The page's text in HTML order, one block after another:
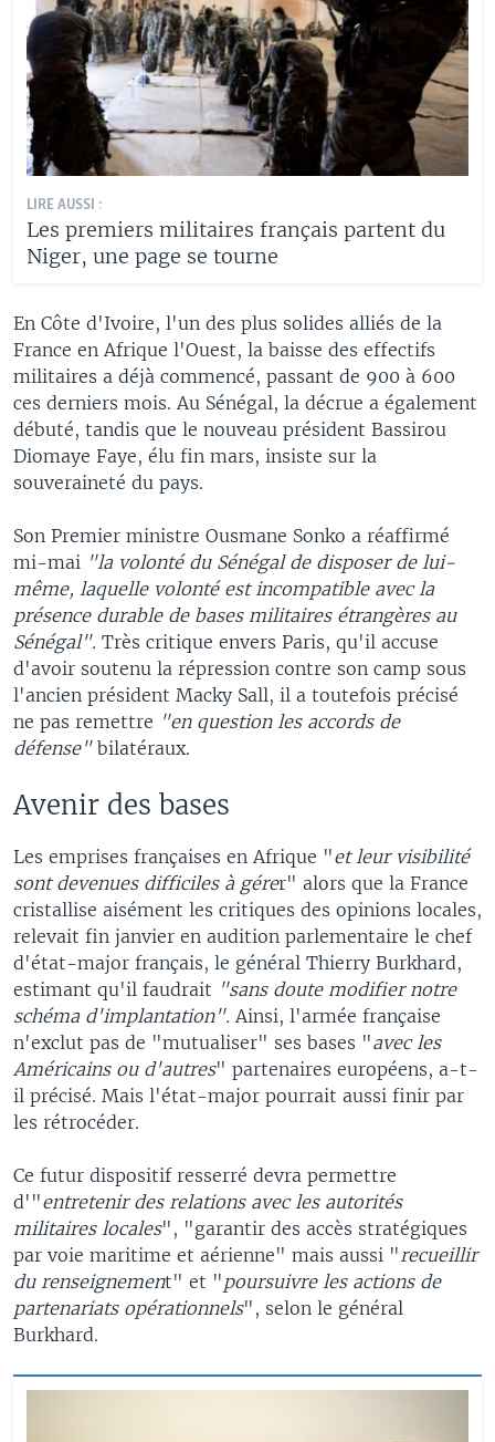
LIRE AUSSI :
Les premiers militaires français partent du
Niger, une page se tourne
En Côte d'Ivoire, l'un des plus solides alliés de la
France en Afrique l'Ouest, la baisse des effectifs
militaires a déjà commencé, passant de 900 à 600
ces derniers mois. Au Sénégal, la décrue a également
débuté, tandis que le nouveau président Bassirou
Diomaye Faye, élu fin mars, insiste sur la
souveraineté du pays.
Son Premier ministre Ousmane Sonko a réaffirmé
mi-mai "la volonté du Sénégal de disposer de lui-
même, laquelle volonté est incompatible avec la
présence durable de bases militaires étrangères au
Sénégal". Très critique envers Paris, qu'il accuse
d'avoir soutenu la répression contre son camp sous
l'ancien président Macky Sall, il a toutefois précisé
ne pas remettre "en question les accords de
défense"bilatéraux.
Avenir des bases
Les emprises françaises en Afrique "et leur visibilité
sont devenues difficiles à gérer" alors que la France
cristallise aisément les critiques des opinions locales,
relevait fin janvier en audition parlementaire le chef
d'état-major français, le général Thierry Burkhard,
estimant qu'il faudrait "sans doute modifier notre
schéma d'implantation". Ainsi, l'armée française
n'exclut pas de "mutualiser" ses bases "avec les
Américains ou d'autres" partenaires européens, a-t-
il précisé. Mais l'état-major pourrait aussi finir par
les rétrocéder.
Ce futur dispositif resserré devra permettre
d'"entretenir des relations avec les autorités
militaires locales", "garantir des accès stratégiques
par voie maritime et aérienne" mais aussi " recueillir
du renseignement" et " poursuivre les actions de
partenariats opérationnels", selon le général
Burkhard.